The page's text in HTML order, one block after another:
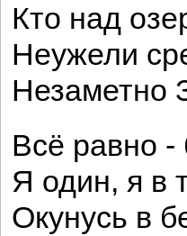
Кто над
Неужели
Незаметно
Всё равно -
Я один, я в
Окунусь в